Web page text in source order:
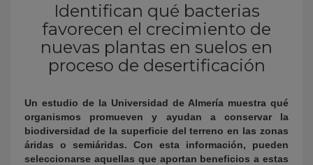
Identifican qué bacterias
favorecen el crecimiento de
nuevas plantas en suelos en
proceso de desertificación
Un estudio de la Universidad de Almería muestra qué
organismos promueven y ayudan a conservar la
biodiversidad de la superficie del terreno en las zonas
áridas o semiáridas. Con esta información, pueden
seleccionarse aquellas que aportan beneficios a estas